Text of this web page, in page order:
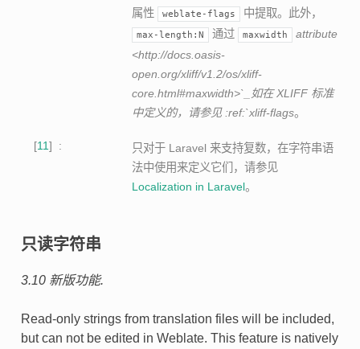
属性 weblate-flags 中提取。此外，
max-length:N 通过 maxwidth
attribute
<http://docs.oasis-
open.org/xliff/v1.2/os/xliff-
core.html#maxwidth>`_如在 XLIFF 标准
中定义的，请参见 :ref:`xliff-flags。
11
只对于 Laravel 来支持复数，在字符串语
法中使用来定义它们，请参见
Localization in Laravel。
只读字符串
3.10 新版功能.
Read-only strings from translation files will be included,
but can not be edited in Weblate. This feature is natively